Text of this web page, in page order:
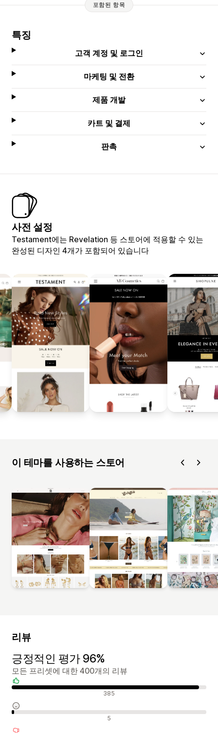
포함된 항목
특징
고객 계정 및 로그인
마케팅 및 전환
제품 개발
카트 및 결제
판촉
사전 설정
Testament에는 Revelation 등 스토어에 적용할 수 있는
완성된 디자인 4개가 포함되어 있습니다
이 테마를 사용하는 스토어
리뷰
긍정적인 평가 96%
모든 프리셋에 대한 400개의 리뷰
긍정적인 리뷰 385
중립적인 리뷰 5